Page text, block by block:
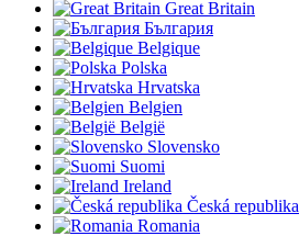
Great Britain
България
Belgique
Polska
Hrvatska
Belgien
België
Slovensko
Suomi
Ireland
Česká republika
Romania